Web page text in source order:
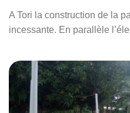
A Tori la construction de la
incessante. En parallèle